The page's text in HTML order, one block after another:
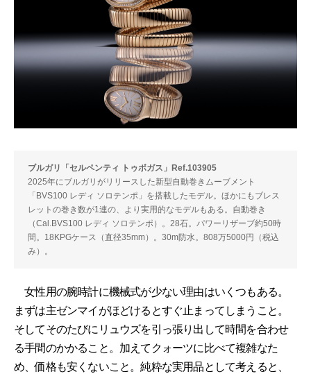
ブルガリ「セルペンティ トゥボガス」Ref.103905
2025年にブルガリがリリースした新型自動巻きムーブメント
「BVS100 レディ ソロテンポ」を搭載したモデル。ほかにもブレス
レットの巻き数が1連の、より実用的なモデルもある。自動巻き
（Cal.BVS100 レディ ソロテンポ）。28石。パワーリザーブ約50時
間。18KPGケース（直径35mm）。30m防水。808万5000円（税込
み）。
女性用の腕時計に機械式が少ない理由はいくつもある。
まずは主ゼンマイがほどけるとすぐ止まってしまうこと。
そしてそのたびにリュウズを引っ張り出して時間を合わせ
る手間のかかること。加えてクォーツに比べて複雑なた
め、価格も安くないこと。純粋な実用品として考えると、